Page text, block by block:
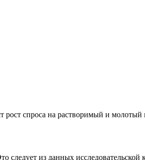
спроса на растворимый и молотый
следует из данных исследовательской